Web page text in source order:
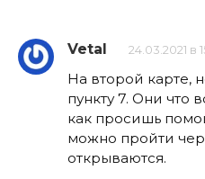
Vetal 24.03.2021 в
На второй карте,
пункту 7. Они что
как просишь
можно пройти
открываются.